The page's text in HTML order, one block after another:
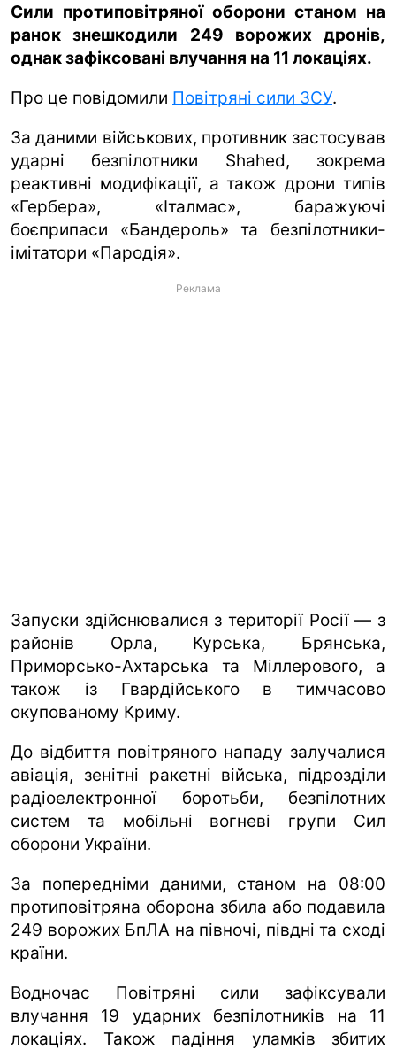
Сили протиповітряної оборони станом на
ранок знешкодили 249 ворожих дронів,
однак зафіксовані влучання на 11 локаціях.
Про це повідомили Повітряні сили ЗСУ.
За даними військових, противник застосував
ударні безпілотники Shahed, зокрема
реактивні модифікації, а також дрони типів
«Гербера», «Італмас», баражуючі
боєприпаси «Бандероль» та безпілотники-
імітатори «Пародія».
Реклама
Запуски здійснювалися з території Росії — з
районів Орла, Курська, Брянська,
Приморсько-Ахтарська та Міллерового, а
також із Гвардійського в тимчасово
окупованому Криму.
До відбиття повітряного нападу залучалися
авіація, зенітні ракетні війська, підрозділи
радіоелектронної боротьби, безпілотних
систем та мобільні вогневі групи Сил
оборони України.
За попередніми даними, станом на 08:00
протиповітряна оборона збила або подавила
249 ворожих БпЛА на півночі, півдні та сході
країни.
Водночас Повітряні сили зафіксували
влучання 19 ударних безпілотників на 11
локаціях. Також падіння уламків збитих